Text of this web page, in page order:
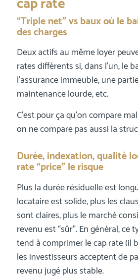
“Triple net” vs baux où le
des charges
Deux actifs au même loyer
rates différents si, dans l’un, le
l’assurance immeuble, une
maintenance lourde, etc.
C’est pour ça qu’on compare
on ne compare pas aussi la
Durée, indexation, qualité
rate “price” le risque
Plus la durée résiduelle est
locataire est solide, plus les
sont claires, plus le marché
revenu est “sûr”. En général, ce
tend à comprimer le cap rate (il
les investisseurs acceptent de
revenu jugé plus stable.